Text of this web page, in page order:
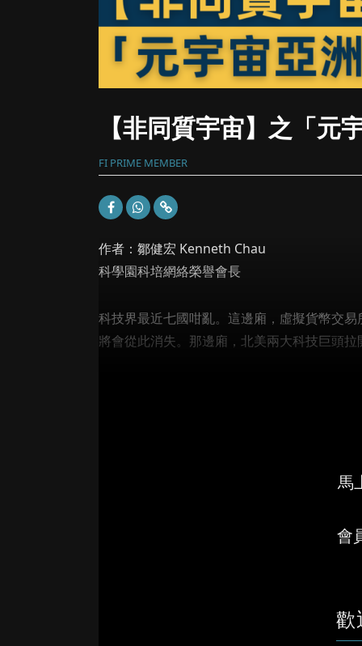
【非同質宇宙】之「元
FI PRIME MEMBER
作者：鄒健宏 Kenneth Chau
科學園科培網絡榮譽會長
科技界最近七國咁亂。這邊廂，虛擬貨幣交
將會從此消失。那邊廂，北美兩大科技巨頭
馬
會
歡